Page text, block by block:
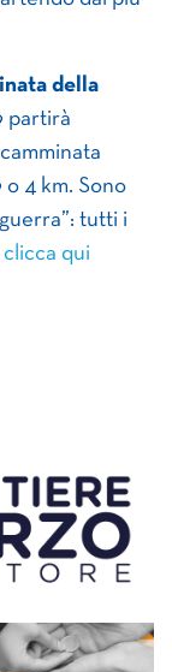
della
partirà
o 4 km. Sono
tutti i
clicca qui